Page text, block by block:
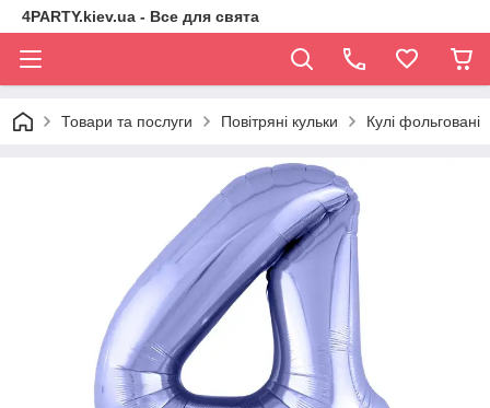
4PARTY.kiev.ua - Все для свята
Товари та послуги Повітряні кульки Кулі фольговані